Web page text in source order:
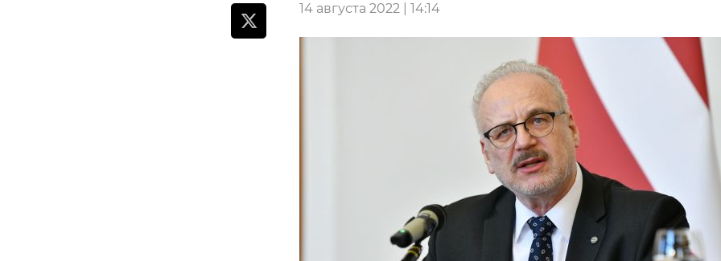
14 августа 2022 | 14:14